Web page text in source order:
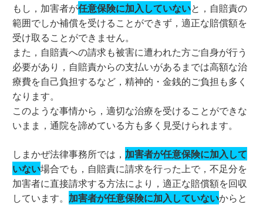
もし，加害者が任意保険に加入していないと，自賠責の
範囲でしか補償を受けることができず，適正な賠償額を
受け取ることができません。
また，自賠責への請求も被害に遭われた方ご自身が行う
必要があり，自賠責からの支払いがあるまでは高額な治
療費を自己負担するなど，精神的・金銭的ご負担も多く
なります。
このような事情から，適切な治療を受けることができな
いまま，通院を諦めている方も多く見受けられます。
しまかぜ法律事務所では， 加害者が任意保険に加入して
いない場合でも，自賠責に請求を行った上で，不足分を
加害者に直接請求する方法により，適正な賠償額を回収
しています。 加害者が任意保険に加入していないからと